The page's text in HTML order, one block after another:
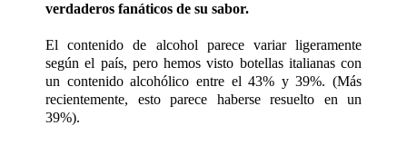
verdaderos fanáticos de su sabor.
El contenido de alcohol parece variar ligeramente
según el país, pero hemos visto botellas italianas con
un contenido alcohólico entre el 43% y 39%. (Más
recientemente, esto parece haberse resuelto en un
39%).